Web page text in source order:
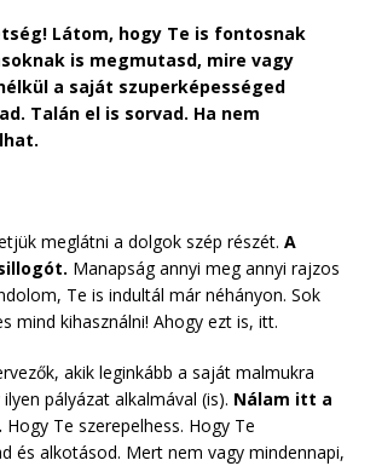
Látom, hogy Te is fontosnak
is megmutasd, mire vagy
a saját szuperképességed
Talán el is sorvad. Ha nem
meglátni a dolgok szép részét. A
Manapság annyi meg annyi rajzos
Te is indultál már néhányon. Sok
mind kihasználni! Ahogy ezt is, itt.
akik leginkább a saját malmukra
pályázat alkalmával (is). Nálam itt a
Hogy Te szerepelhess. Hogy Te
és alkotásod. Mert nem vagy mindennapi,